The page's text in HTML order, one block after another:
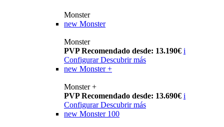
Monster
new Monster
Monster
PVP Recomendado desde: 13.190€ i
Configurar Descubrir más
new Monster +
Monster +
PVP Recomendado desde: 13.690€ i
Configurar Descubrir más
new Monster 100